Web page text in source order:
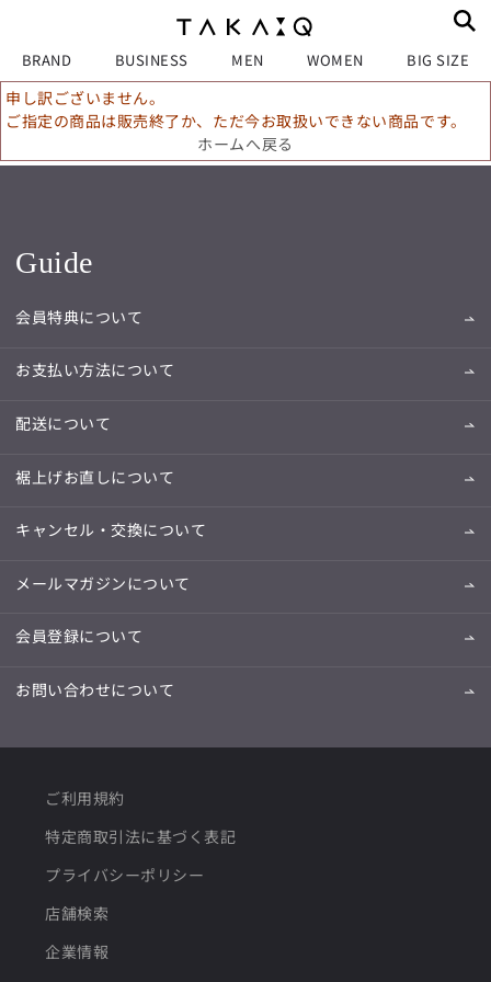
BRAND BUSINESS MEN WOMEN BIG SIZE
申し訳ございません。
ご指定の商品は販売終了か、ただ今お取扱いできない商品です。
ホームへ戻る
Guide
会員特典について
お支払い方法について
配送について
裾上げお直しについて
キャンセル・交換について
メールマガジンについて
会員登録について
お問い合わせについて
ご利用規約
特定商取引法に基づく表記
プライバシーポリシー
店舗検索
企業情報